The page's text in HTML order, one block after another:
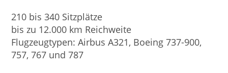
210 bis 340 Sitzplätze
bis zu 12.000 km Reichweite
Flugzeugtypen: Airbus A321, Boeing 737-900,
757, 767 und 787